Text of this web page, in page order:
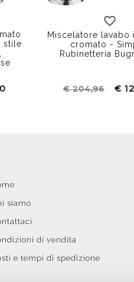
stile
Miscelatore lavabo
cromato -
Rubinetteria
€ 204,96 €
siamo
di vendita
e tempi di spedizione